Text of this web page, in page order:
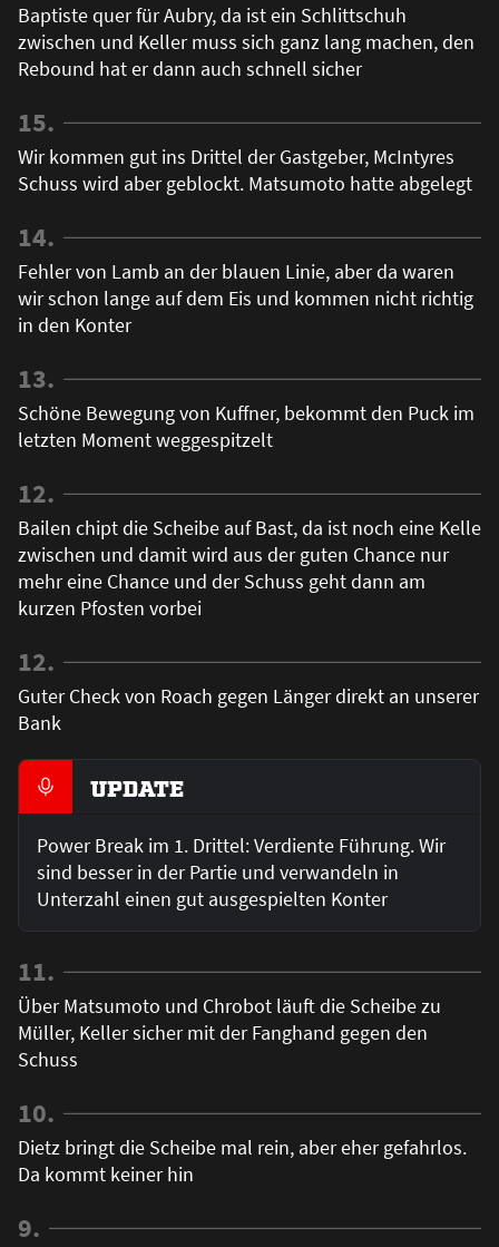
Baptiste quer für Aubry, da ist ein Schlittschuh
zwischen und Keller muss sich ganz lang machen, den
Rebound hat er dann auch schnell sicher
15.
Wir kommen gut ins Drittel der Gastgeber, McIntyres
Schuss wird aber geblockt. Matsumoto hatte abgelegt
14.
Fehler von Lamb an der blauen Linie, aber da waren
wir schon lange auf dem Eis und kommen nicht richtig
in den Konter
13.
Schöne Bewegung von Kuffner, bekommt den Puck im
letzten Moment weggespitzelt
12.
Bailen chipt die Scheibe auf Bast, da ist noch eine Kelle
zwischen und damit wird aus der guten Chance nur
mehr eine Chance und der Schuss geht dann am
kurzen Pfosten vorbei
12.
Guter Check von Roach gegen Länger direkt an unserer
Bank
UPDATE
Power Break im 1. Drittel: Verdiente Führung. Wir
sind besser in der Partie und verwandeln in
Unterzahl einen gut ausgespielten Konter
11.
Über Matsumoto und Chrobot läuft die Scheibe zu
Müller, Keller sicher mit der Fanghand gegen den
Schuss
10.
Dietz bringt die Scheibe mal rein, aber eher gefahrlos.
Da kommt keiner hin
9.